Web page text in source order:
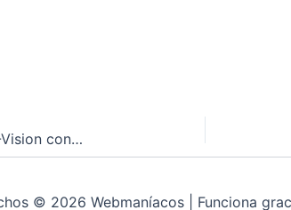
Revolución en Ópticas: Innovación de Cione y V-Vision con Realidad Virtual Clínica
© 2026 Webmaníacos | Funciona